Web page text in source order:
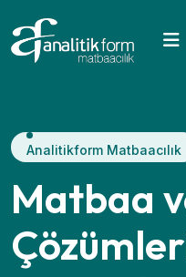
Analitikform Matbaacılık
Matbaa